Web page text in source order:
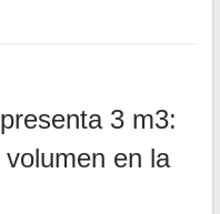
3 m3:
en la